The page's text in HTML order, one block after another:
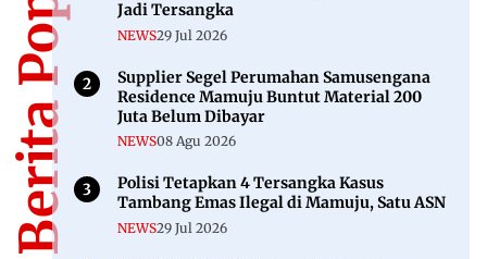
Jadi Tersangka
NEWS29 Jul 2026
Supplier Segel Perumahan Samusengana
Residence Mamuju Buntut Material 200
Juta Belum Dibayar
NEWS08 Agu 2026
Polisi Tetapkan 4 Tersangka Kasus
Tambang Emas Ilegal di Mamuju, Satu ASN
NEWS29 Jul 2026